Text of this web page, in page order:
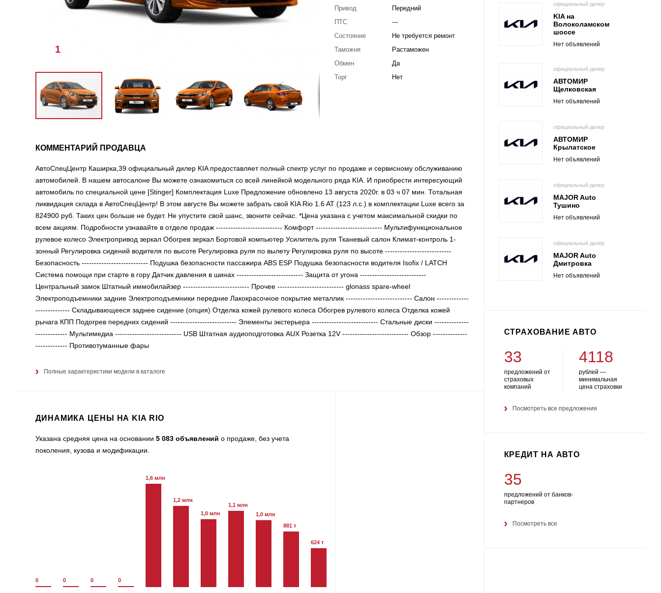
1
Привод
Передний
ПТС
---
Состояние
Не требуется ремонт
Таможня
Растаможен
Обмен
Да
Торг
Нет
КОММЕНТАРИЙ ПРОДАВЦА
АвтоСпецЦентр Каширка,39 официальный дилер KIA предоставляет полный спектр услуг по продаже и сервисному обслуживанию
автомобилей. В нашем автосалоне Вы можете ознакомиться со всей линейкой модельного ряда KIA. И приобрести интересующий
автомобиль по специальной цене [Stinger] Комплектация Luxe Предложение обновлено 13 августа 2020г. в 03 ч 07 мин. Тотальная
ликвидация склада в АвтоСпецЦентр! В этом августе Вы можете забрать свой KIA Rio 1.6 AT (123 л.с.) в комплектации Luxe всего за
824900 руб. Таких цен больше не будет. Не упустите свой шанс, звоните сейчас. *Цена указана с учетом максимальной скидки по
всем акциям. Подробности узнавайте в отделе продаж --------------------------- Комфорт --------------------------- Мультифункциональное
рулевое колесо Электропривод зеркал Обогрев зеркал Бортовой компьютер Усилитель руля Тканевый салон Климат-контроль 1-
зонный Регулировка сидений водителя по высоте Регулировка руля по вылету Регулировка руля по высоте ---------------------------
Безопасность --------------------------- Подушка безопасности пассажира ABS ESP Подушка безопасности водителя Isofix / LATCH
Система помощи при старте в гору Датчик давления в шинах --------------------------- Защита от угона ---------------------------
Центральный замок Штатный иммобилайзер --------------------------- Прочее --------------------------- glonass spare-wheel
Электроподъемники задние Электроподъемники передние Лакокрасочное покрытие металлик --------------------------- Салон -------------
-------------- Складывающееся заднее сидение (опция) Отделка кожей рулевого колеса Обогрев рулевого колеса Отделка кожей
рычага КПП Подогрев передних сидений --------------------------- Элементы экстерьера --------------------------- Стальные диски --------------
------------- Мультимедиа --------------------------- USB Штатная аудиоподготовка AUX Розетка 12V --------------------------- Обзор --------------
------------- Противотуманные фары
Полные характеристики модели в каталоге
ДИНАМИКА ЦЕНЫ НА KIA RIO
Указана средняя цена на основании 5 083 объявлений о продаже, без учета
поколения, кузова и модификации.
0 0 0 0
1,6 млн
1,2 млн
1,0 млн
1,1 млн
1,0 млн
881 т
624 т
официальный дилер
KIA на
Волоколамском
шоссе
Нет объявлений
официальный дилер
АВТОМИР
Щелковская
Нет объявлений
официальный дилер
АВТОМИР
Крылатское
Нет объявлений
официальный дилер
MAJOR Auto
Тушино
Нет объявлений
официальный дилер
MAJOR Auto
Дмитровка
Нет объявлений
СТРАХОВАНИЕ АВТО
33
предложений от
страховых
компаний
4118
рублей —
минимальная
цена страховки
Посмотреть все предложения
КРЕДИТ НА АВТО
35
предложений от банков-
партнеров
Посмотреть все